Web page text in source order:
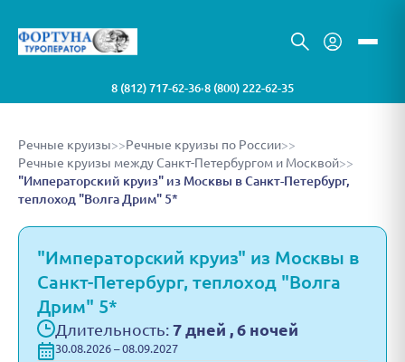
8 (812) 717-62-36•8 (800) 222-62-35
Речные круизы>>Речные круизы по России>>
Речные круизы между Санкт-Петербургом и Москвой>>
"Императорский круиз" из Москвы в Санкт-Петербург,
теплоход "Волга Дрим" 5*
"Императорский круиз" из Москвы в
Санкт-Петербург, теплоход "Волга
Дрим" 5*
Длительность: 7 дней , 6 ночей
30.08.2026 – 08.09.2027